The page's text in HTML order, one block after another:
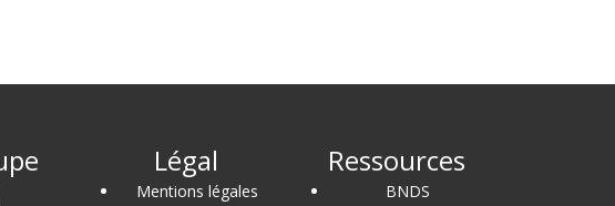
Légal
Mentions légales
Ressources
BNDS